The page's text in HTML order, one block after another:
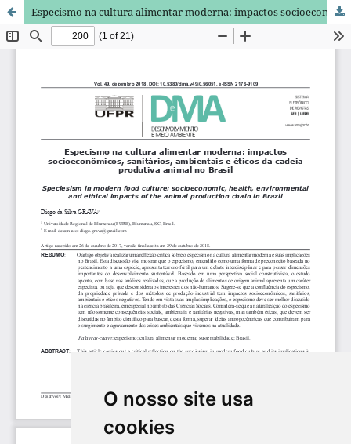
O nosso site usa
cookies
Especismo na cultura alimentar moderna: impactos socioeconômicos, sanitários, ambientais e éticos da cadeia produtiva animal no Brasil